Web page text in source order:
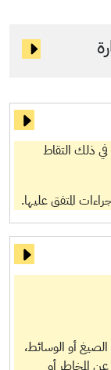
ذلك التقاط
المتفق عليها.
أو الوسائط،
المخاطر أو